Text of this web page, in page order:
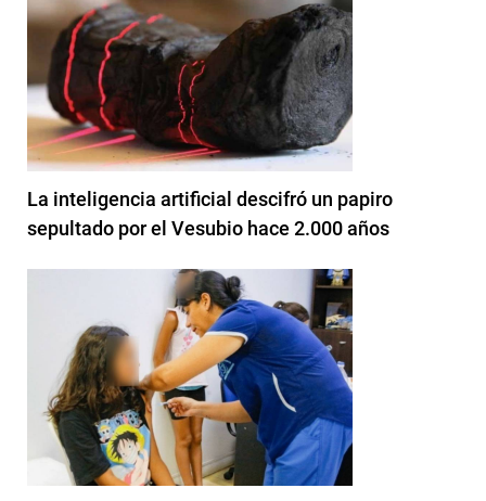
La inteligencia artificial descifró un papiro
sepultado por el Vesubio hace 2.000 años